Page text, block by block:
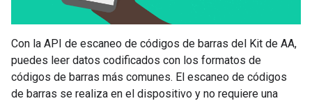
Con la API de escaneo de códigos de barras del Kit de AA,
puedes leer datos codificados con los formatos de
códigos de barras más comunes. El escaneo de códigos
de barras se realiza en el dispositivo y no requiere una